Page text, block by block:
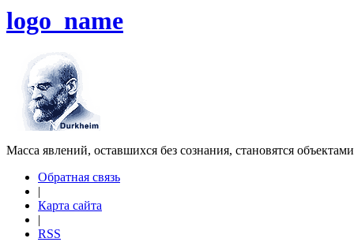
logo_name
Масса явлений, оставшихся без сознания, становятся
Обратная связь
|
Карта сайта
|
RSS